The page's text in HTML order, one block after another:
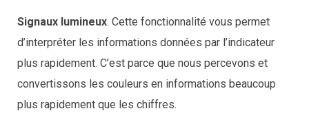
Signaux lumineux. Cette fonctionnalité vous permet
d’interpréter les informations données par l’indicateur
plus rapidement. C’est parce que nous percevons et
convertissons les couleurs en informations beaucoup
plus rapidement que les chiffres.